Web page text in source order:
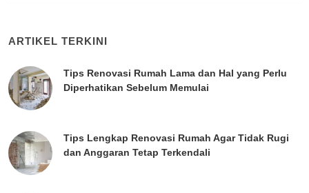
ARTIKEL TERKINI
Tips Renovasi Rumah Lama dan Hal yang Perlu
Diperhatikan Sebelum Memulai
Tips Lengkap Renovasi Rumah Agar Tidak Rugi
dan Anggaran Tetap Terkendali